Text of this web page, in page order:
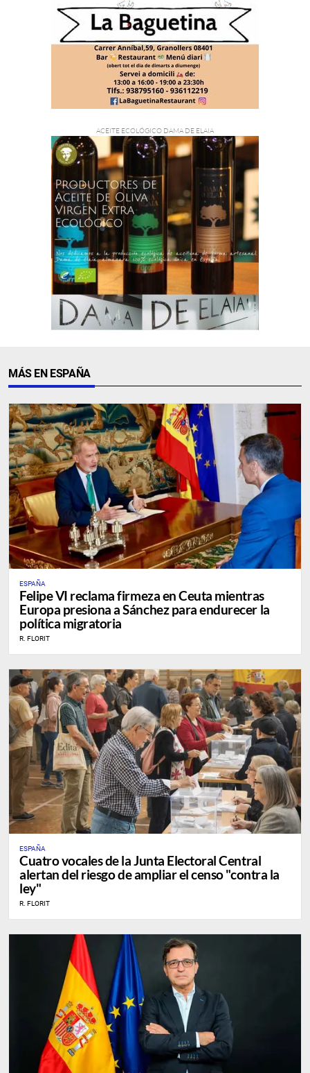
MÁS EN ESPAÑA
ESPAÑA
Felipe VI reclama firmeza en Ceuta mientras
Europa presiona a Sánchez para endurecer la
política migratoria
R. FLORIT
ESPAÑA
Cuatro vocales de la Junta Electoral Central
alertan del riesgo de ampliar el censo "contra la
ley"
R. FLORIT